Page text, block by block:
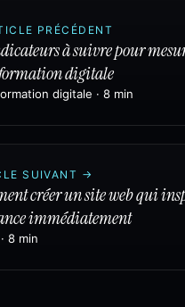
PRÉCÉDENT
à suivre pour
digitale
digitale · 8 min
SUIVANT →
créer un site web qui
immédiatement
8 min